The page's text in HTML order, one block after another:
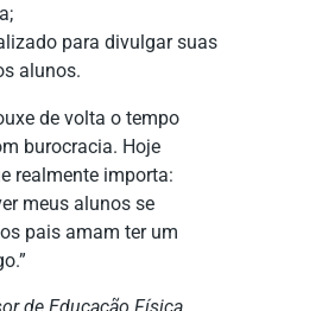
para divulgar suas
alunos.
de volta o tempo
burocracia. Hoje
realmente importa:
meus alunos se
pais amam ter um
de Educação Física